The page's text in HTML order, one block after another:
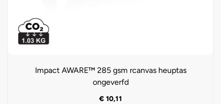
Impact AWARE™ 285 gsm rcanvas heuptas
ongeverfd
€ 10,11